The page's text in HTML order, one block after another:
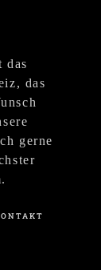
das
das
gerne